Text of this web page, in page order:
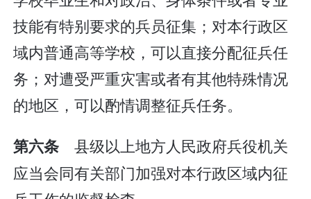
技能有特别要求的兵员征集；对本行政区
域内普通高等学校，可以直接分配征兵任
务；对遭受严重灾害或者有其他特殊情况
的地区，可以酌情调整征兵任务。
第六条 县级以上地方人民政府兵役机关
应当会同有关部门加强对本行政区域内征